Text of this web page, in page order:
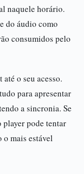
naquele horário.
do áudio como
consumidos pelo
o seu acesso.
para apresentar
a sincronia. Se
player pode tentar
o mais estável